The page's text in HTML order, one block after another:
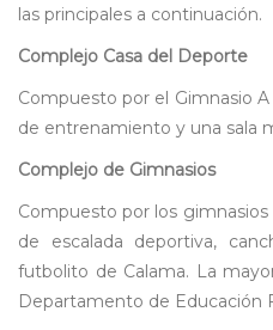
las principales a continuación.
Complejo Casa del Deporte
Compuesto por el Gimnasio
de entrenamiento y una sala
Complejo de Gimnasios
Compuesto por los
de escalada deportiva,
futbolito de Calama. La
Departamento de Educación